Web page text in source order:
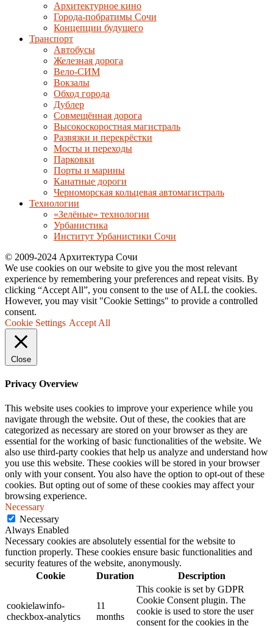
Архитектурное кино
Города-побратимы Сочи
Концепции будущего
Транспорт
Автобусы
Железная дорога
Вело-СИМ
Вокзалы
Обход города
Дублер
Совмещённая дорога
Высокоскоростная магистраль
Развязки и перекрёстки
Мосты и переходы
Парковки
Порты и марины
Канатные дороги
Черноморская кольцевая автомагистраль
Технологии
«Зелёные» технологии
Урбанистика
Институт Урбанистики Сочи
© 2009-2024 Архитектура Сочи
We use cookies on our website to give you the most relevant
experience by remembering your preferences and repeat visits. By
clicking “Accept All”, you consent to the use of ALL the cookies.
However, you may visit "Cookie Settings" to provide a controlled
consent.
Cookie Settings Accept All
Close
Privacy Overview
This website uses cookies to improve your experience while you
navigate through the website. Out of these, the cookies that are
categorized as necessary are stored on your browser as they are
essential for the working of basic functionalities of the website. We
also use third-party cookies that help us analyze and understand how
you use this website. These cookies will be stored in your browser
only with your consent. You also have the option to opt-out of these
cookies. But opting out of some of these cookies may affect your
browsing experience.
Necessary
Necessary
Always Enabled
Necessary cookies are absolutely essential for the website to
function properly. These cookies ensure basic functionalities and
security features of the website, anonymously.
Cookie
Duration Description
cookielawinfo-
checkbox-analytics
11
months
This cookie is set by GDPR
Cookie Consent plugin. The
cookie is used to store the user
consent for the cookies in the